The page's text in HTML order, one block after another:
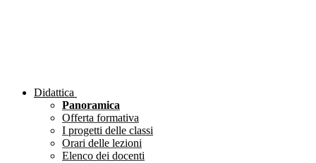
Didattica
Panoramica
Offerta formativa
I progetti delle classi
Orari delle lezioni
Elenco dei docenti